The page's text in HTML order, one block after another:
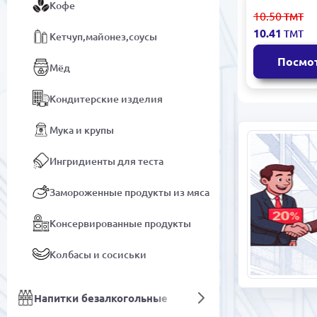
Кофе
Кетчуп,майонез,соусы
Мёд
Кондитерские изделия
Мука и крупы
Ингридиенты для теста
Замороженные продукты из мяса
Консервированные продукты
Колбасы и сосиськи
Напитки безалкогольные
WESTO
Кенийский
чай 100 г
10.50ТМТ
10.41 ТМТ